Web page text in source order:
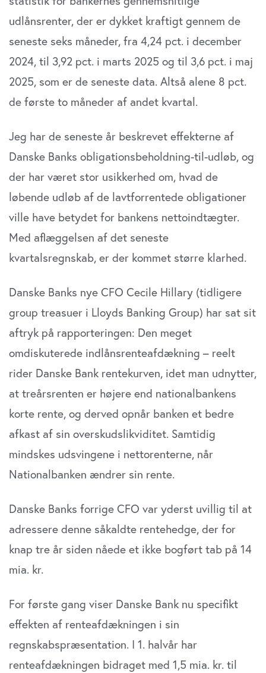
at analysere vores trafik. Vi deler også oplysninger om
din brug af vores website med vores partnere inden for
sociale medier, annonceringspartnere og
data med andre oplysninger, du har givet dem, eller som
de har indsamlet fra din brug af deres tjenester. Du
samtykker til vores cookies, hvis du fortsætter med at
anvende vores hjemmeside.
udlånsrenter, der er dykket kraftigt gennem de
seneste seks måneder, fra 4,24 pct. i december
2024, til 3,92 pct. i marts 2025 og til 3,6 pct. i maj
2025, som er de seneste data. Altså alene 8 pct.
de første to måneder af andet kvartal.
Jeg har de seneste år beskrevet effekterne af
Danske Banks obligationsbeholdning-til-udløb, og
der har været stor usikkerhed om, hvad de
løbende udløb af de lavtforrentede obligationer
ville have betydet for bankens nettoindtægter.
Med aflæggelsen af det seneste
kvartalsregnskab, er der kommet større klarhed.
Danske Banks nye CFO Cecile Hillary (tidligere
group treasuer i Lloyds Banking Group) har sat sit
aftryk på rapporteringen: Den meget
omdiskuterede indlånsrenteafdækning – reelt
rider Danske Bank rentekurven, idet man udnytter,
at treårsrenten er højere end nationalbankens
korte rente, og derved opnår banken et bedre
afkast af sin overskudslikviditet. Samtidig
mindskes udsvingene i nettorenterne, når
Nationalbanken ændrer sin rente.
Danske Banks forrige CFO var yderst uvillig til at
adressere denne såkaldte rentehedge, der for
knap tre år siden nåede et ikke bogført tab på 14
mia. kr.
For første gang viser Danske Bank nu specifikt
effekten af renteafdækningen i sin
regnskabspræsentation. I 1. halvår har
renteafdækningen bidraget med 1,5 mia. kr. til